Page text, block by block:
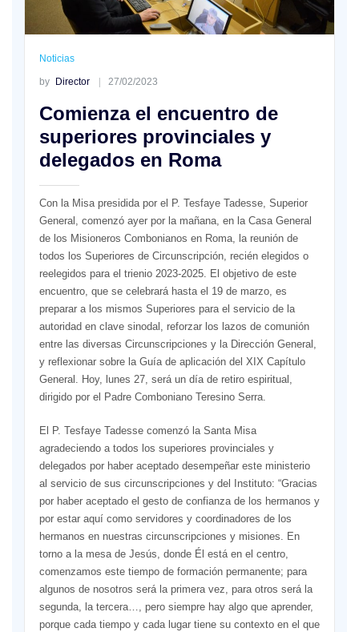
Noticias
by Director 27/02/2023
Comienza el encuentro de
superiores provinciales y
delegados en Roma
Con la Misa presidida por el P. Tesfaye Tadesse, Superior
General, comenzó ayer por la mañana, en la Casa General
de los Misioneros Combonianos en Roma, la reunión de
todos los Superiores de Circunscripción, recién elegidos o
reelegidos para el trienio 2023-2025. El objetivo de este
encuentro, que se celebrará hasta el 19 de marzo, es
preparar a los mismos Superiores para el servicio de la
autoridad en clave sinodal, reforzar los lazos de comunión
entre las diversas Circunscripciones y la Dirección General,
y reflexionar sobre la Guía de aplicación del XIX Capítulo
General. Hoy, lunes 27, será un día de retiro espiritual,
dirigido por el Padre Comboniano Teresino Serra.
El P. Tesfaye Tadesse comenzó la Santa Misa
agradeciendo a todos los superiores provinciales y
delegados por haber aceptado desempeñar este ministerio
al servicio de sus circunscripciones y del Instituto: “Gracias
por haber aceptado el gesto de confianza de los hermanos y
por estar aquí como servidores y coordinadores de los
hermanos en nuestras circunscripciones y misiones. En
torno a la mesa de Jesús, donde Él está en el centro,
comenzamos este tiempo de formación permanente; para
algunos de nosotros será la primera vez, para otros será la
segunda, la tercera…, pero siempre hay algo que aprender,
porque cada tiempo y cada lugar tiene su contexto en el que